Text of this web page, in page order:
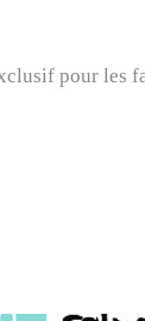
pour les